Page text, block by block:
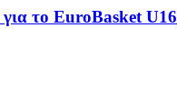
το EuroBasket U16